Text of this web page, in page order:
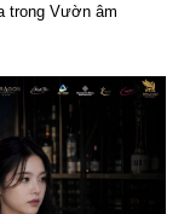
trong Vườn âm